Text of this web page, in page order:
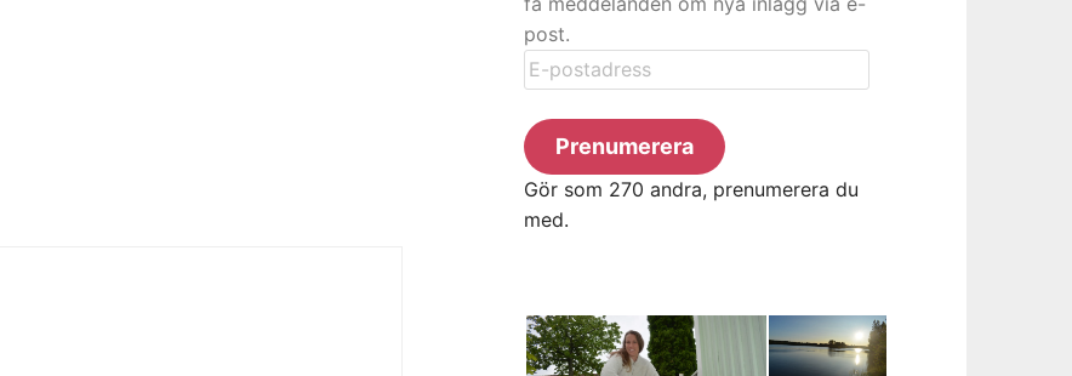
post.
E-
postadress
Prenumerera
Gör som 270 andra, prenumerera du
med.